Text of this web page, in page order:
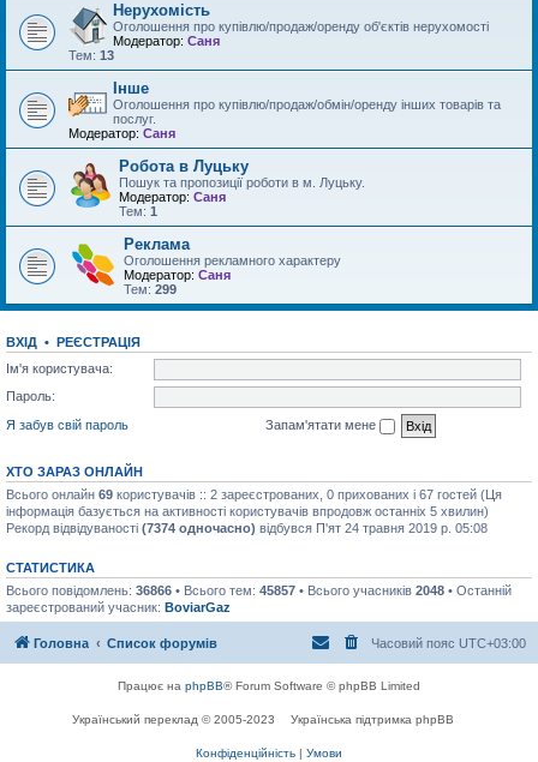
Нерухомість
Оголошення про купівлю/продаж/оренду об'єктів нерухомості
Модератор: Саня
Тем: 13
Інше
Оголошення про купівлю/продаж/обмін/оренду інших товарів та
послуг.
Модератор: Саня
Робота в Луцьку
Пошук та пропозиції роботи в м. Луцьку.
Модератор: Саня
Тем: 1
Реклама
Оголошення рекламного характеру
Модератор: Саня
Тем: 299
ВХІД • РЕЄСТРАЦІЯ
Ім'я користувача:
Пароль:
Я забув свій пароль
Запам'ятати мене
ХТО ЗАРАЗ ОНЛАЙН
Всього онлайн 69 користувачів :: 2 зареєстрованих, 0 прихованих і 67 гостей (Ця
інформація базується на активності користувачів впродовж останніх 5 хвилин)
Рекорд відвідуваності (7374 одночасно) відбувся П'ят 24 травня 2019 р. 05:08
СТАТИСТИКА
Всього повідомлень: 36866 • Всього тем: 45857 • Всього учасників 2048 • Останній
зареєстрований учасник: BoviarGaz
Головна Список форумів Часовий пояс UTC+03:00
Працює на phpBB® Forum Software © phpBB Limited
Український переклад © 2005-2023 Українська підтримка phpBB
Конфіденційність | Умови